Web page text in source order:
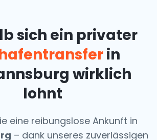
sich ein privater
in
wirklich
lohnt
eine reibungslose Ankunft in
– dank unseres zuverlässigen